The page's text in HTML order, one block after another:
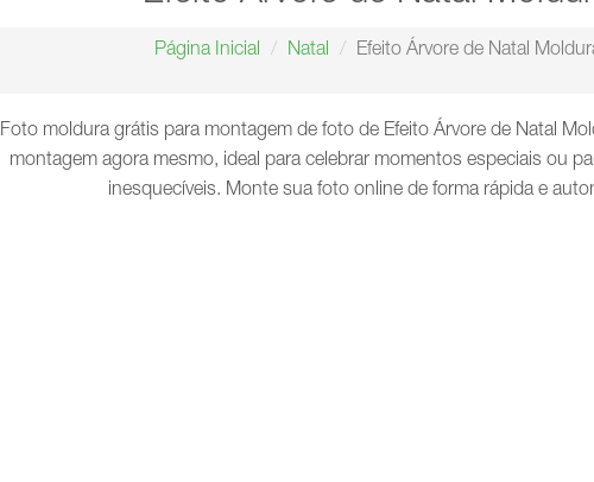
Página Inicial Natal Efeito Árvore de Natal
Foto moldura grátis para montagem de foto de Efeito Árvore de Natal
montagem agora mesmo, ideal para celebrar momentos especiais ou
inesquecíveis. Monte sua foto online de forma rápida e